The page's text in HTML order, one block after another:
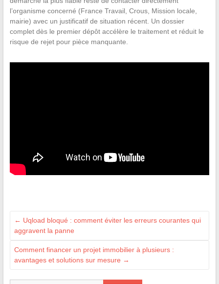
l’organisme concerné (France Travail, Crous, Mission locale,
mairie) avec un justificatif de situation récent. Un dossier
complet dès le premier dépôt accélère le traitement et réduit le
risque de rejet pour pièce manquante.
← Uqload bloqué : comment éviter les erreurs courantes qui
aggravent la panne
Comment financer un projet immobilier à plusieurs :
avantages et solutions sur mesure →